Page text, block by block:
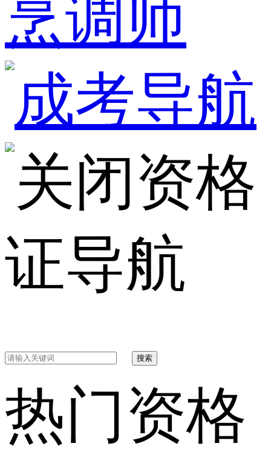
烹调师
资格
证导航
搜索
热门资格